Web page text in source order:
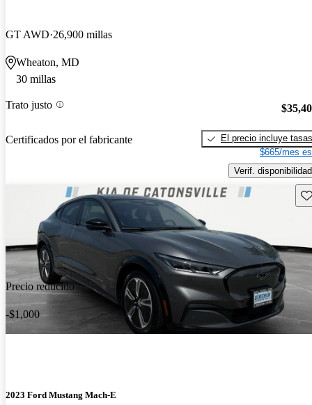
GT AWD 26,900 millas
Wheaton, MD
30 millas
Trato justo
Certificados por el fabricante
El precio incluye tasas
$665/mes
Verif. disponibilidad
Precio reducido
-$1,000
2023 Ford Mustang Mach-E